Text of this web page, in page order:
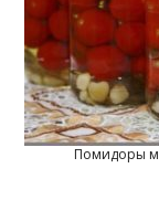
Помидоры